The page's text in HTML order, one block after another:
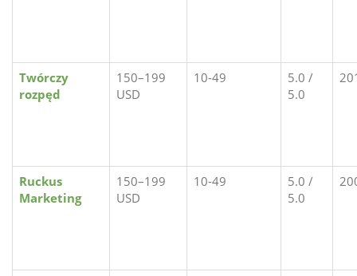
Twórczy
rozpęd
150–199
USD
10-49
5.0 /
5.0
Ruckus
Marketing
150–199
USD
10-49
5.0 /
5.0